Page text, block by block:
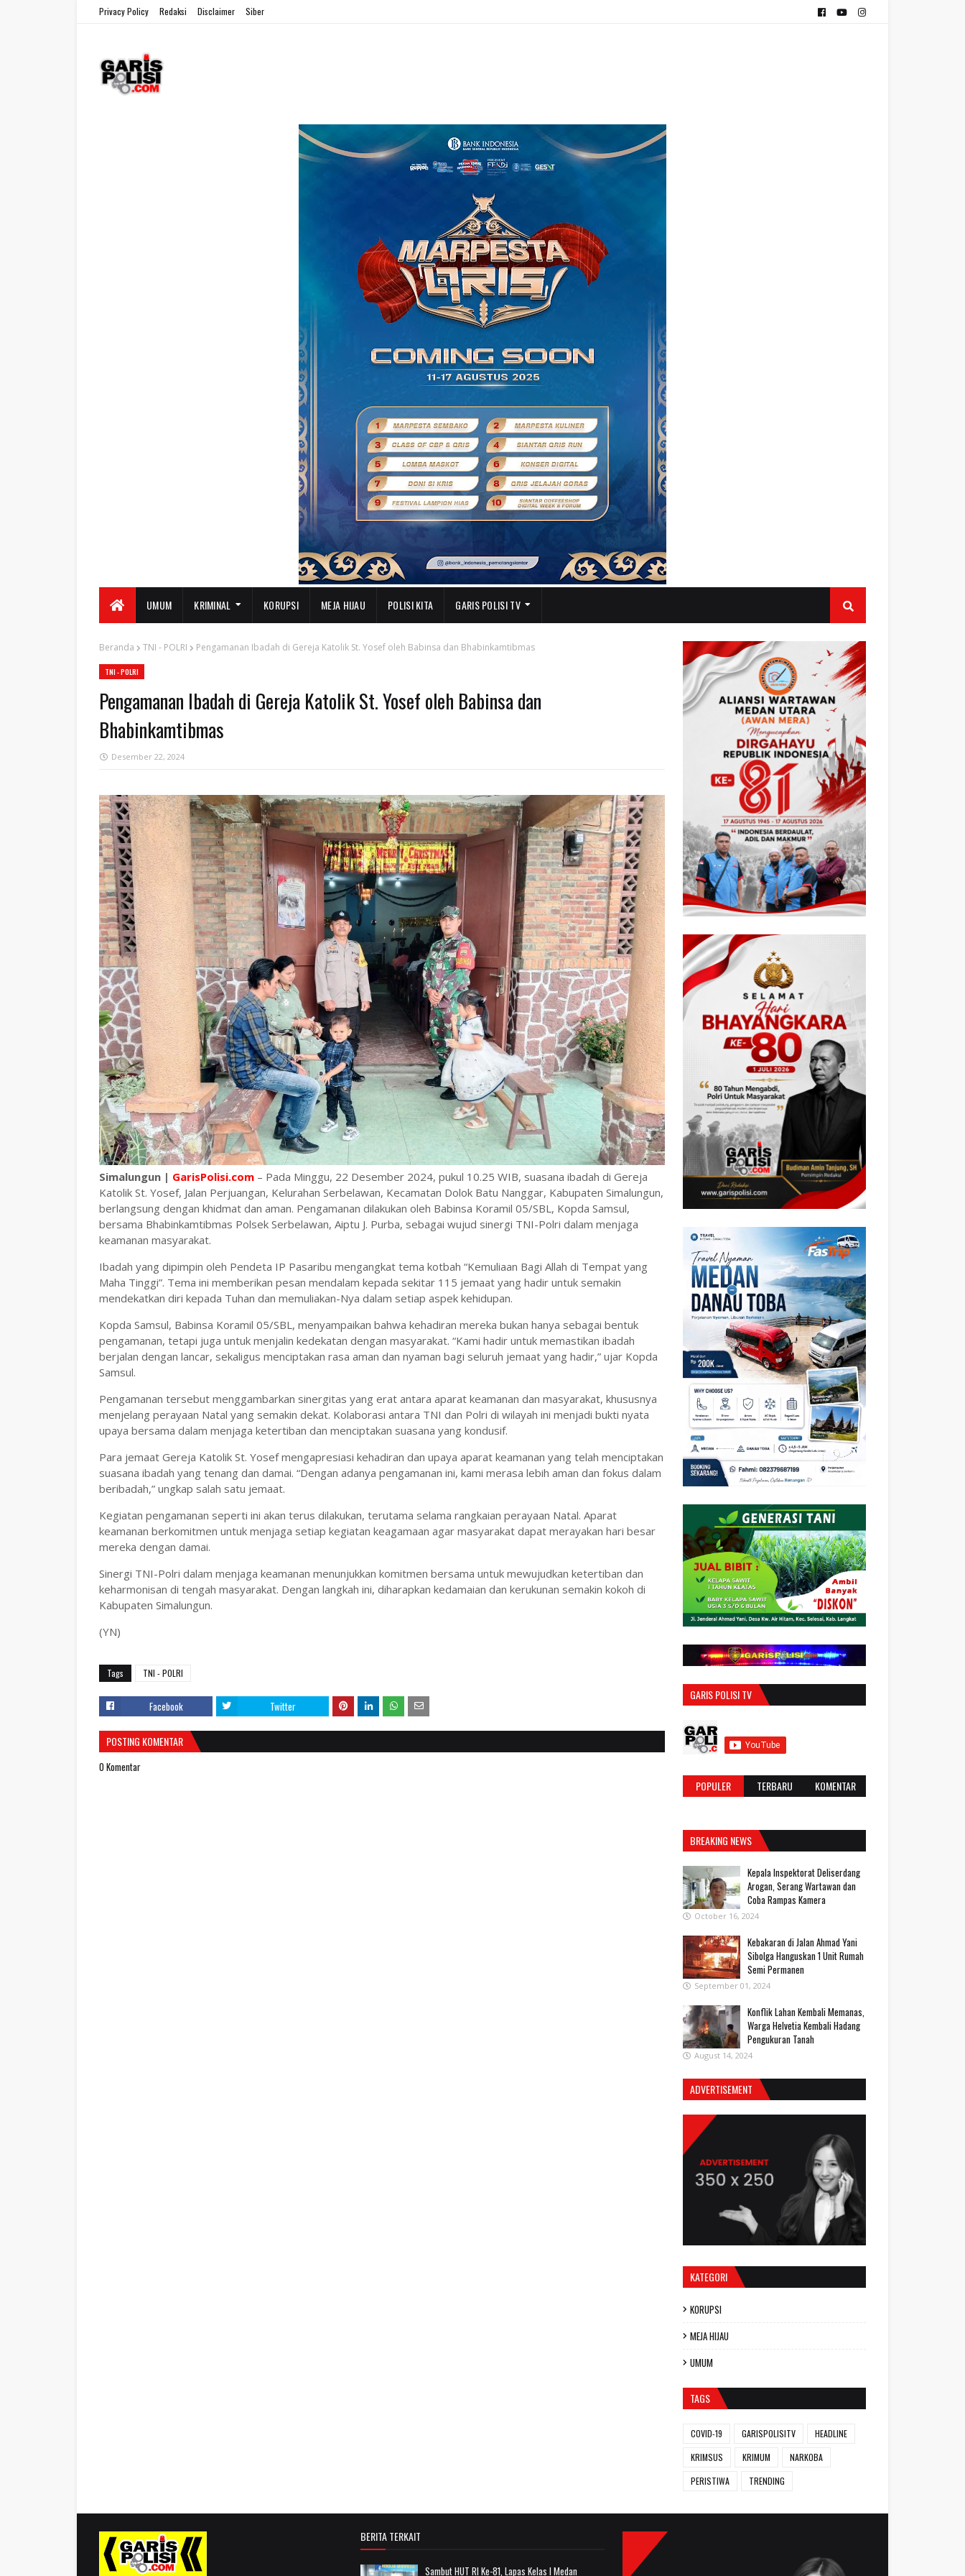
Privacy Policy Redaksi Disclaimer Siber
UMUM KRIMINAL KORUPSI MEJA HIJAU POLISI KITA GARIS POLISI TV
Beranda TNI - POLRI Pengamanan Ibadah di Gereja Katolik St. Yosef oleh Babinsa dan Bhabinkamtibmas
TNI - POLRI
Pengamanan Ibadah di Gereja Katolik St. Yosef oleh Babinsa dan
Bhabinkamtibmas
Desember 22, 2024
Simalungun | GarisPolisi.com – Pada Minggu, 22 Desember 2024, pukul 10.25 WIB, suasana ibadah di Gereja
Katolik St. Yosef, Jalan Perjuangan, Kelurahan Serbelawan, Kecamatan Dolok Batu Nanggar, Kabupaten Simalungun,
berlangsung dengan khidmat dan aman. Pengamanan dilakukan oleh Babinsa Koramil 05/SBL, Kopda Samsul,
bersama Bhabinkamtibmas Polsek Serbelawan, Aiptu J. Purba, sebagai wujud sinergi TNI-Polri dalam menjaga
keamanan masyarakat.
Ibadah yang dipimpin oleh Pendeta IP Pasaribu mengangkat tema kotbah “Kemuliaan Bagi Allah di Tempat yang
Maha Tinggi”. Tema ini memberikan pesan mendalam kepada sekitar 115 jemaat yang hadir untuk semakin
mendekatkan diri kepada Tuhan dan memuliakan-Nya dalam setiap aspek kehidupan.
Kopda Samsul, Babinsa Koramil 05/SBL, menyampaikan bahwa kehadiran mereka bukan hanya sebagai bentuk
pengamanan, tetapi juga untuk menjalin kedekatan dengan masyarakat. “Kami hadir untuk memastikan ibadah
berjalan dengan lancar, sekaligus menciptakan rasa aman dan nyaman bagi seluruh jemaat yang hadir,” ujar Kopda
Samsul.
Pengamanan tersebut menggambarkan sinergitas yang erat antara aparat keamanan dan masyarakat, khususnya
menjelang perayaan Natal yang semakin dekat. Kolaborasi antara TNI dan Polri di wilayah ini menjadi bukti nyata
upaya bersama dalam menjaga ketertiban dan menciptakan suasana yang kondusif.
Para jemaat Gereja Katolik St. Yosef mengapresiasi kehadiran dan upaya aparat keamanan yang telah menciptakan
suasana ibadah yang tenang dan damai. “Dengan adanya pengamanan ini, kami merasa lebih aman dan fokus dalam
beribadah,” ungkap salah satu jemaat.
Kegiatan pengamanan seperti ini akan terus dilakukan, terutama selama rangkaian perayaan Natal. Aparat
keamanan berkomitmen untuk menjaga setiap kegiatan keagamaan agar masyarakat dapat merayakan hari besar
mereka dengan damai.
Sinergi TNI-Polri dalam menjaga keamanan menunjukkan komitmen bersama untuk mewujudkan ketertiban dan
keharmonisan di tengah masyarakat. Dengan langkah ini, diharapkan kedamaian dan kerukunan semakin kokoh di
Kabupaten Simalungun.
(YN)
Tags TNI - POLRI
Facebook Twitter
POSTING KOMENTAR
0 Komentar
GARIS POLISI TV
POPULER TERBARU KOMENTAR
BREAKING NEWS
Kepala Inspektorat Deliserdang
Arogan, Serang Wartawan dan
Coba Rampas Kamera
October 16, 2024
Kebakaran di Jalan Ahmad Yani
Sibolga Hanguskan 1 Unit Rumah
Semi Permanen
September 01, 2024
Konflik Lahan Kembali Memanas,
Warga Helvetia Kembali Hadang
Pengukuran Tanah
August 14, 2024
ADVERTISEMENT
KATEGORI
KORUPSI
MEJA HIJAU
UMUM
TAGS
COVID-19 GARISPOLISITV
HEADLINE
KRIMSUS
KRIMUM
NARKOBA
PERISTIWA
TRENDING
BERITA TERKAIT
Sambut HUT RI Ke-81, Lapas Kelas I Medan